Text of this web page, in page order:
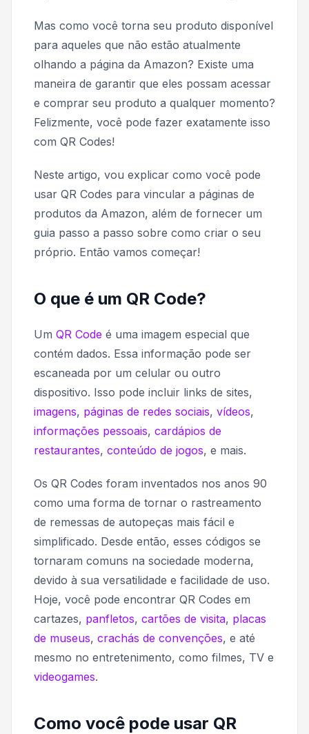
Mas como você torna seu produto disponível
para aqueles que não estão atualmente
olhando a página da Amazon? Existe uma
maneira de garantir que eles possam acessar
e comprar seu produto a qualquer momento?
Felizmente, você pode fazer exatamente isso
com QR Codes!
Neste artigo, vou explicar como você pode
usar QR Codes para vincular a páginas de
produtos da Amazon, além de fornecer um
guia passo a passo sobre como criar o seu
próprio. Então vamos começar!
O que é um QR Code?
Um QR Code é uma imagem especial que
contém dados. Essa informação pode ser
escaneada por um celular ou outro
dispositivo. Isso pode incluir links de sites,
imagens, páginas de redes sociais, vídeos,
informações pessoais, cardápios de
restaurantes, conteúdo de jogos, e mais.
Os QR Codes foram inventados nos anos 90
como uma forma de tornar o rastreamento
de remessas de autopeças mais fácil e
simplificado. Desde então, esses códigos se
tornaram comuns na sociedade moderna,
devido à sua versatilidade e facilidade de uso.
Hoje, você pode encontrar QR Codes em
cartazes, panfletos, cartões de visita, placas
de museus, crachás de convenções, e até
mesmo no entretenimento, como filmes, TV e
videogames.
Como você pode usar QR